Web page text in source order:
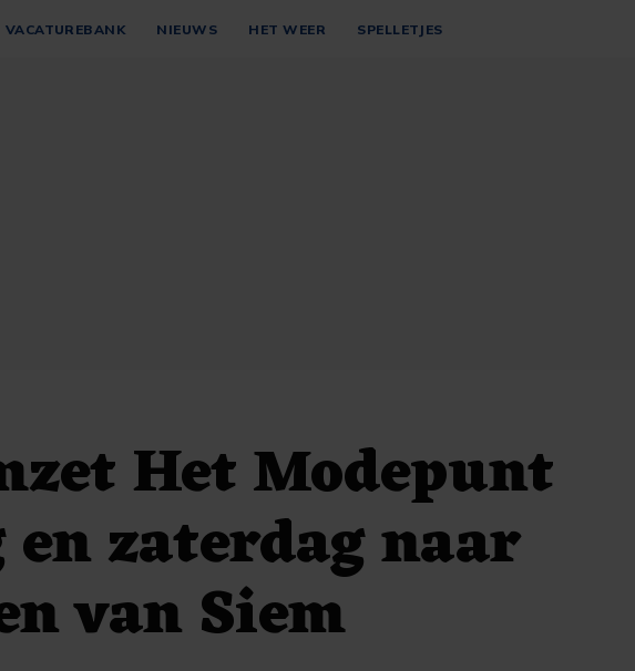
VACATUREBANK NIEUWS HET WEER SPELLETJES
Het Modepunt
zaterdag naar
van Siem